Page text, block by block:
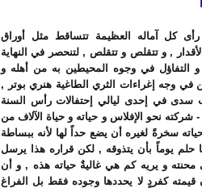
كل آماله العظيمة تتساقط مثل أوراق
, و تتقلص و تتقلص , لتنحصر في النهاية
التفاؤل في وجوه المحيطين به من أهله و
في وجه إغراءات الثري الطاغية هنري بوتر ,
في إحدى ليالي إحتفالات رأس السنة
شركته نحو الإفلاس و حياته و حياة الآلاف من
سخرةً لغيره أن يضع حداً لها لأنه ببساطة
يوماً بأن يتذوقه , لكن قراره هذا يرسل
و يريه كم هي غاليةٌ حياته هذه , و أن
كفردٍ لا يحددها وجوده فقط بل الفراغ